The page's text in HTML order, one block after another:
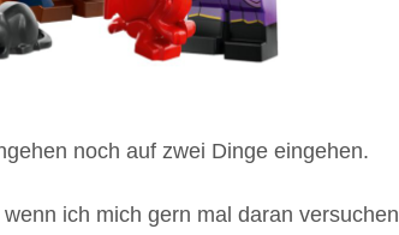
noch auf zwei Dinge eingehen.
ich mich gern mal daran versuchen